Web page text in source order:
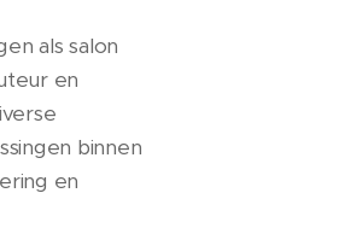
als salon
en
binnen
en